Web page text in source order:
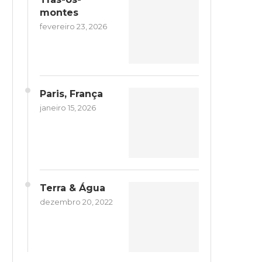
montes
fevereiro 23, 2026
Paris, França
janeiro 15, 2026
Terra & Água
dezembro 20, 2022